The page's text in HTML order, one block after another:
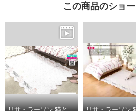
この商品のショ